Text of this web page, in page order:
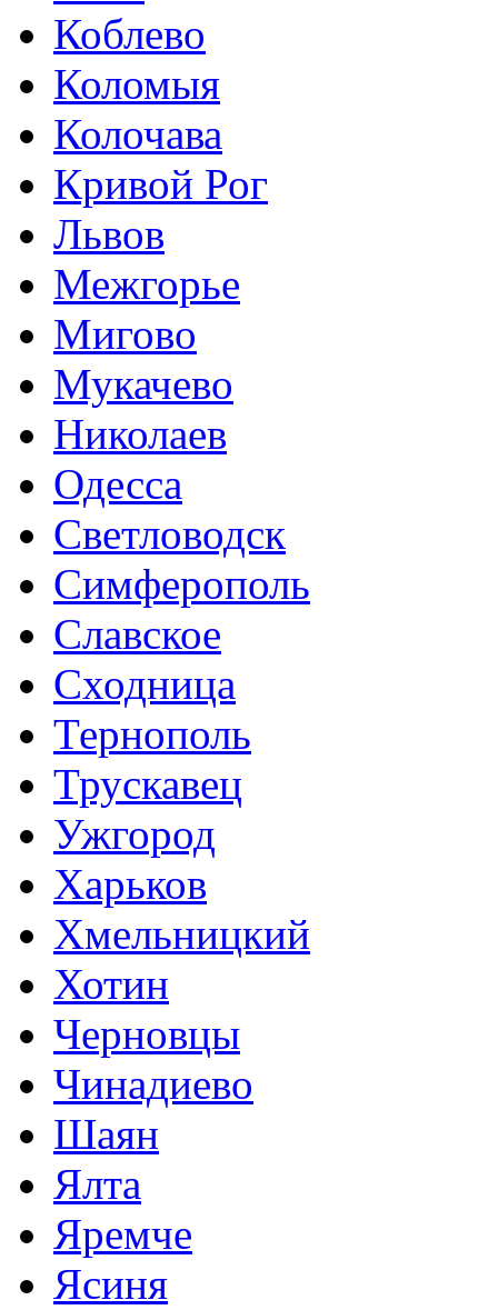
Коблево
Коломыя
Колочава
Кривой Рог
Львов
Межгорье
Мигово
Мукачево
Николаев
Одесса
Светловодск
Симферополь
Славское
Сходница
Тернополь
Трускавец
Ужгород
Харьков
Хмельницкий
Хотин
Черновцы
Чинадиево
Шаян
Ялта
Яремче
Ясиня